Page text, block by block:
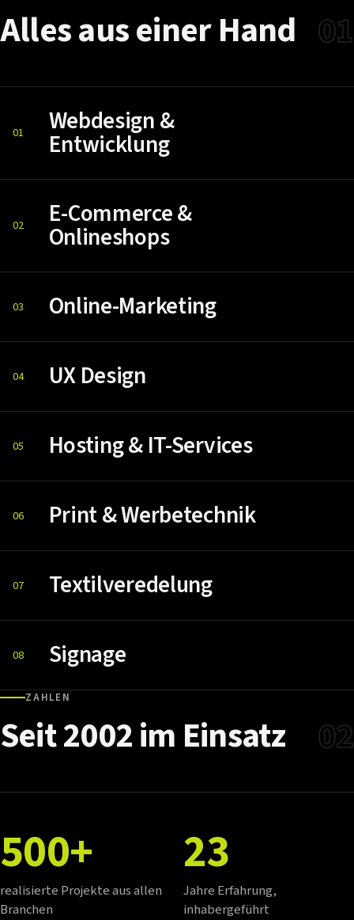
AllesauseinerHand 01
01 Webdesign &
Entwicklung
02 E-Commerce &
Onlineshops
03 Online-Marketing
04 UX Design
05 Hosting & IT-Services
06 Print & Werbetechnik
07 Textilveredelung
08 Signage
ZAHLEN
Seit2002im Einsatz 02
500+
realisierte Projekte aus allen
Branchen
23
Jahre Erfahrung,
inhabergeführt